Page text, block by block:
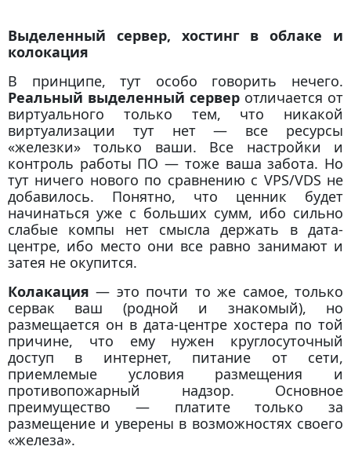
Выделенный сервер, хостинг в облаке и
колокация
В принципе, тут особо говорить нечего.
Реальный выделенный сервер отличается от
виртуального только тем, что никакой
виртуализации тут нет — все ресурсы
«железки» только ваши. Все настройки и
контроль работы ПО — тоже ваша забота. Но
тут ничего нового по сравнению с VPS/VDS не
добавилось. Понятно, что ценник будет
начинаться уже с больших сумм, ибо сильно
слабые компы нет смысла держать в дата-
центре, ибо место они все равно занимают и
затея не окупится.
Колакация — это почти то же самое, только
сервак ваш (родной и знакомый), но
размещается он в дата-центре хостера по той
причине, что ему нужен круглосуточный
доступ в интернет, питание от сети,
приемлемые условия размещения и
противопожарный надзор. Основное
преимущество — платите только за
размещение и уверены в возможностях своего
«железа».